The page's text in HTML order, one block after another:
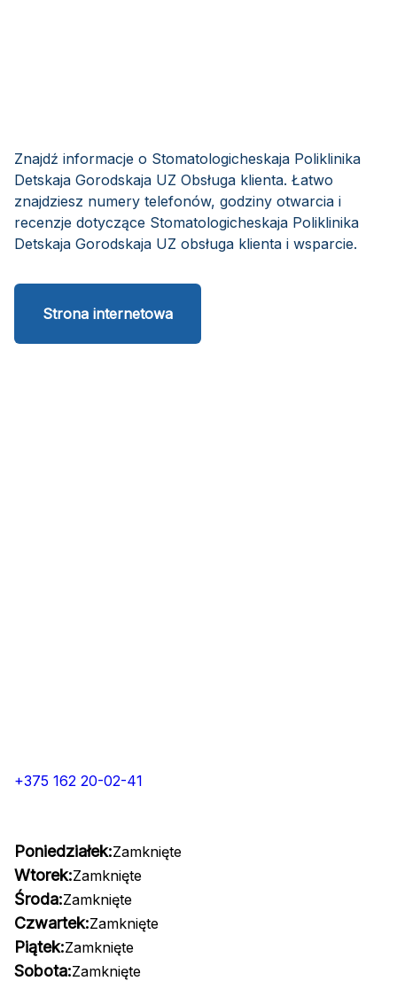
Znajdź informacje o Stomatologicheskaja Poliklinika
Detskaja Gorodskaja UZ Obsługa klienta. Łatwo
znajdziesz numery telefonów, godziny otwarcia i
recenzje dotyczące Stomatologicheskaja Poliklinika
Detskaja Gorodskaja UZ obsługa klienta i wsparcie.
Strona internetowa
+375 162 20-02-41
Poniedziałek:Zamknięte
Wtorek:Zamknięte
Środa:Zamknięte
Czwartek:Zamknięte
Piątek:Zamknięte
Sobota:Zamknięte